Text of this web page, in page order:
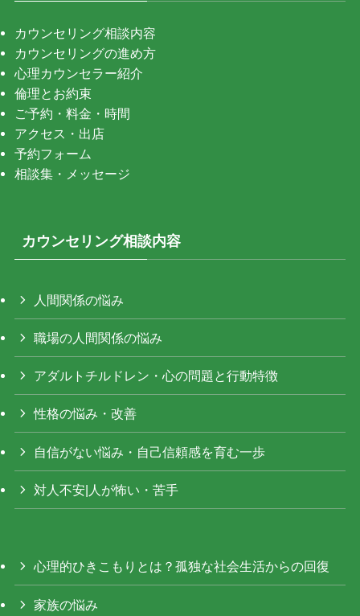
カウンセリング相談内容
カウンセリングの進め方
心理カウンセラー紹介
倫理とお約束
ご予約・料金・時間
アクセス・出店
予約フォーム
相談集・メッセージ
カウンセリング相談内容
人間関係の悩み
職場の人間関係の悩み
アダルトチルドレン・心の問題と行動特徴
性格の悩み・改善
自信がない悩み・自己信頼感を育む一歩
対人不安|人が怖い・苦手
心理的ひきこもりとは？孤独な社会生活からの回復
家族の悩み